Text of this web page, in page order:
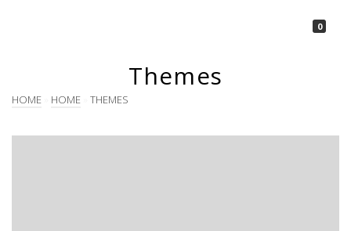
0
Themes
HOME HOME THEMES